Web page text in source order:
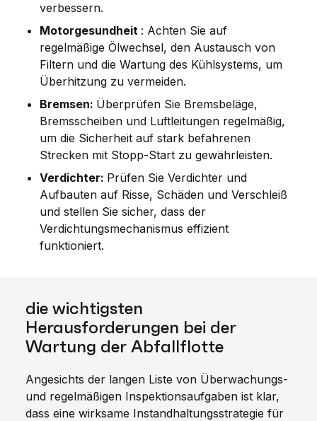
verbessern.
Motorgesundheit : Achten Sie auf
regelmäßige Ölwechsel, den Austausch von
Filtern und die Wartung des Kühlsystems, um
Überhitzung zu vermeiden.
Bremsen: Überprüfen Sie Bremsbeläge,
Bremsscheiben und Luftleitungen regelmäßig,
um die Sicherheit auf stark befahrenen
Strecken mit Stopp-Start zu gewährleisten.
Verdichter: Prüfen Sie Verdichter und
Aufbauten auf Risse, Schäden und Verschleiß
und stellen Sie sicher, dass der
Verdichtungsmechanismus effizient
funktioniert.
die wichtigsten
Herausforderungen bei der
Wartung der Abfallflotte
Angesichts der langen Liste von Überwachungs-
und regelmäßigen Inspektionsaufgaben ist klar,
dass eine wirksame Instandhaltungsstrategie für